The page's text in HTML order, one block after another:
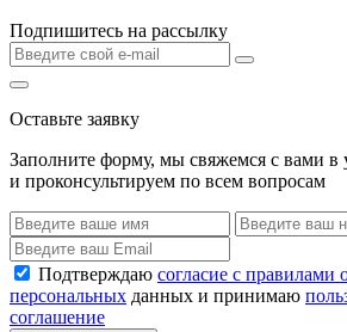
Подпишитесь на рассылку
Оставьте заявку
Заполните форму, мы свяжемся с вами в
и проконсультируем по всем вопросам
Подтверждаю согласие с правилами
персональных данных и принимаю
соглашение